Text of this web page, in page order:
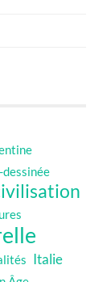
dessinée
Italie